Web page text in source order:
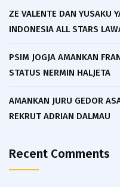
ZE VALENTE DAN YUSAKU
INDONESIA ALL STARS
PSIM JOGJA AMANKAN
STATUS NERMIN HALJETA
AMANKAN JURU GEDOR
REKRUT ADRIAN DALMAU
Recent Comments